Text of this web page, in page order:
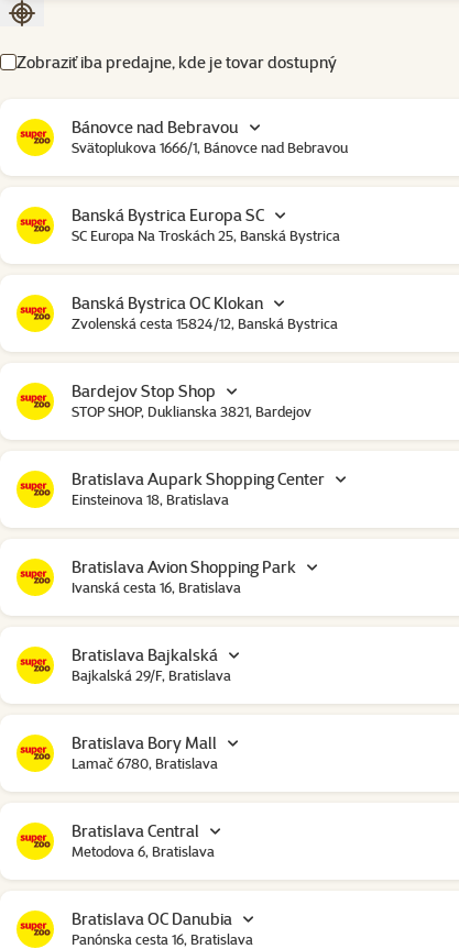
Zoradiť podľa aktuálnej polohy
Zobraziť iba predajne, kde je tovar dostupný
Bánovce nad Bebravou
Svätoplukova 1666/1, Bánovce nad Bebravou
Banská Bystrica Europa SC
SC Europa Na Troskách 25, Banská Bystrica
Banská Bystrica OC Klokan
Zvolenská cesta 15824/12, Banská Bystrica
Bardejov Stop Shop
STOP SHOP, Duklianska 3821, Bardejov
Bratislava Aupark Shopping Center
Einsteinova 18, Bratislava
Bratislava Avion Shopping Park
Ivanská cesta 16, Bratislava
Bratislava Bajkalská
Bajkalská 29/F, Bratislava
Bratislava Bory Mall
Lamač 6780, Bratislava
Bratislava Central
Metodova 6, Bratislava
Bratislava OC Danubia
Panónska cesta 16, Bratislava